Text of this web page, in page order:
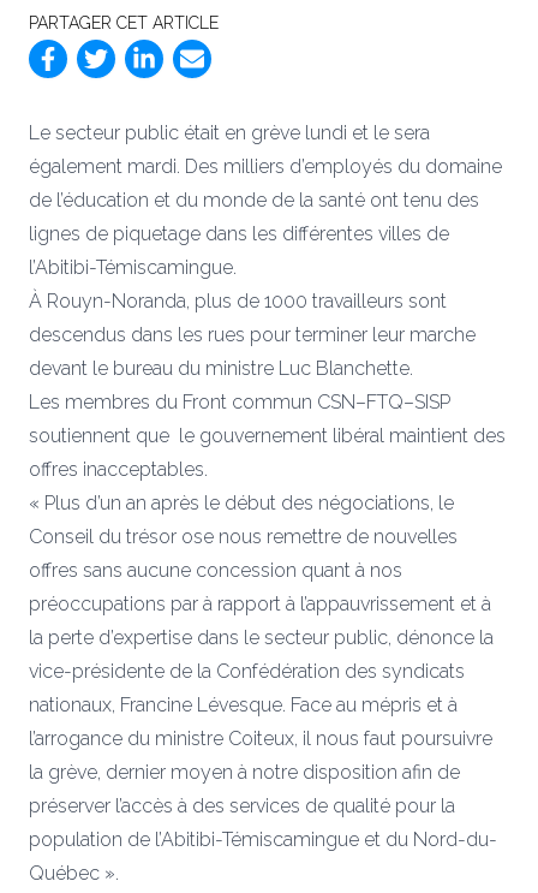
PARTAGER CET ARTICLE
Le secteur public était en grève lundi et le sera
également mardi. Des milliers d’employés du domaine
de l’éducation et du monde de la santé ont tenu des
lignes de piquetage dans les différentes villes de
l’Abitibi-Témiscamingue.
À Rouyn-Noranda, plus de 1000 travailleurs sont
descendus dans les rues pour terminer leur marche
devant le bureau du ministre Luc Blanchette.
Les membres du Front commun CSN–FTQ–SISP
soutiennent que le gouvernement libéral maintient des
offres inacceptables.
« Plus d’un an après le début des négociations, le
Conseil du trésor ose nous remettre de nouvelles
offres sans aucune concession quant à nos
préoccupations par à rapport à l’appauvrissement et à
la perte d’expertise dans le secteur public, dénonce la
vice-présidente de la Confédération des syndicats
nationaux, Francine Lévesque. Face au mépris et à
l’arrogance du ministre Coiteux, il nous faut poursuivre
la grève, dernier moyen à notre disposition afin de
préserver l’accès à des services de qualité pour la
population de l’Abitibi-Témiscamingue et du Nord-du-
Québec ».